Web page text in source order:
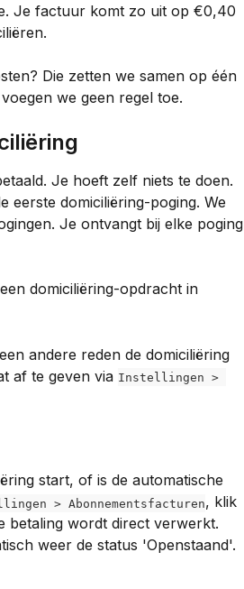
Je factuur komt zo uit op €0,40
Die zetten we samen op één
we geen regel toe.
Je hoeft zelf niets te doen.
eerste domiciliëring-poging. We
Je ontvangt bij elke poging
domiciliëring-opdracht in
andere reden de domiciliëring
af te geven via Instellingen >
start, of is de automatische
> Abonnementsfacturen, klik
betaling wordt direct verwerkt.
weer de status 'Openstaand'.